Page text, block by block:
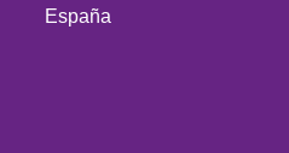
España